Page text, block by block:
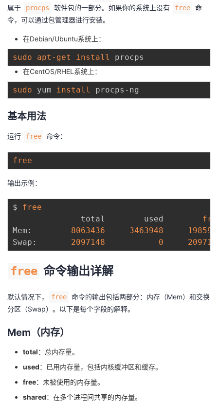
藏
属于
procps 软件包的一部分。如果你的系统上没有 free
命
令，可以通过包管理器进行安装。
在Debian/Ubuntu系统上：
sudo apt-get install
在CentOS/RHEL系统上：
sudo yum install
基本用法
运行 free 命令：
free
输出示例：
$ free
              total        used
Mem: 8063436 3463948
Swap: 2097148 0
free 命令输出详解
默认情况下， free
命令的输出包括两部分：内存（Mem）和交换
分区（Swap）。以下是每个字段的解释。
Mem（内存）
total：总内存量。
used：已用内存量，包括内核缓冲区和缓存。
free：未被使用的内存量。
shared：在多个进程间共享的内存量。